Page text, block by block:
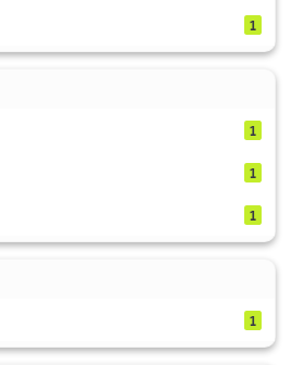
1
1
1
1
1